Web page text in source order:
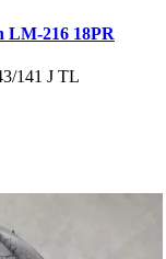
LM-216 18PR
141 J TL